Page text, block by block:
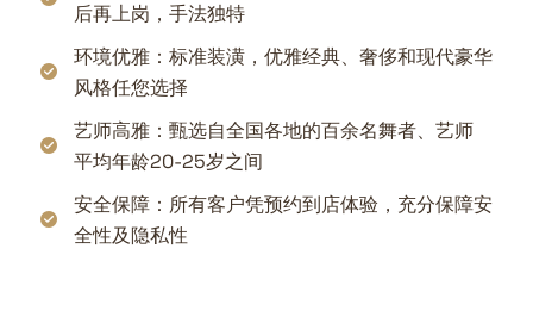
后再上岗，手法独特
环境优雅：标准装潢，优雅经典、奢侈和现代豪华
风格任您选择
艺师高雅：甄选自全国各地的百余名舞者、艺师
平均年龄20-25岁之间
安全保障：所有客户凭预约到店体验，充分保障安
全性及隐私性